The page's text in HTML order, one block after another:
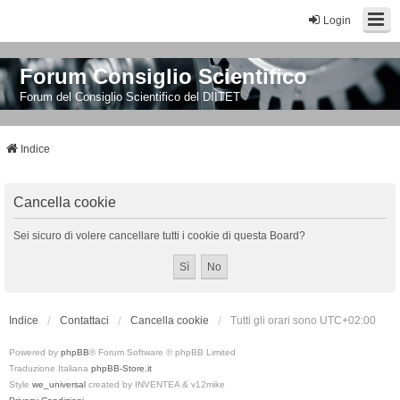
Login
Forum Consiglio Scientifico
Forum del Consiglio Scientifico del DIITET
Indice
Cancella cookie
Sei sicuro di volere cancellare tutti i cookie di questa Board?
Indice Contattaci Cancella cookie Tutti gli orari sono UTC+02:00
Powered by phpBB® Forum Software © phpBB Limited
Traduzione Italiana phpBB-Store.it
Style we_universal created by INVENTEA & v12mike